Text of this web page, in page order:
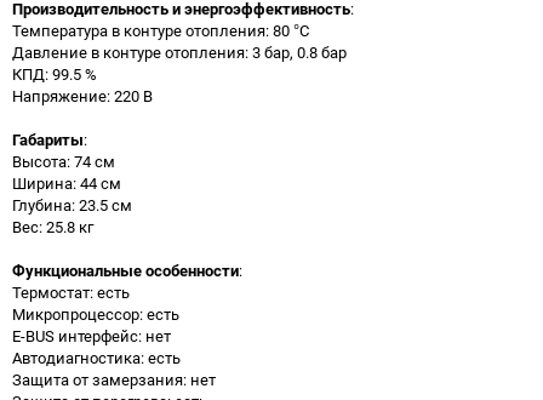
Производительность и энергоэффективность:
Температура в контуре отопления: 80 °С
Давление в контуре отопления: 3 бар, 0.8 бар
КПД: 99.5 %
Напряжение: 220 В
Габариты:
Высота: 74 см
Ширина: 44 см
Глубина: 23.5 см
Вес: 25.8 кг
Функциональные особенности:
Термостат: есть
Микропроцессор: есть
E-BUS интерфейс: нет
Автодиагностика: есть
Защита от замерзания: нет